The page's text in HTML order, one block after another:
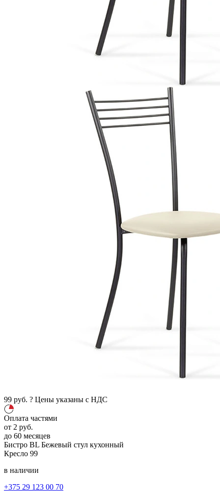
99 руб. ? Цены указаны с НДС
Оплата частями
от 2 руб.
до 60 месяцев
Бистро BL Бежевый стул кухонный
Кресло 99
в наличии
+375 29 123 00 70